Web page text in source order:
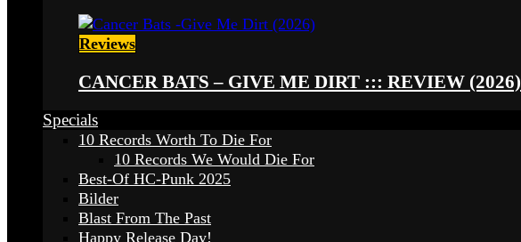
Reviews
CANCER BATS – GIVE ME DIRT ::: REVIEW (2026)
Specials
10 Records Worth To Die For
10 Records We Would Die For
Best-Of HC-Punk 2025
Bilder
Blast From The Past
Happy Release Day!